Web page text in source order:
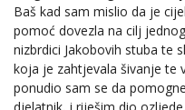
Baš kad sam mislio da je
pomoć dovezla na cilj
nizbrdici Jakobovih stuba te
koja je zahtjevala šivanje te
ponudio sam se da
djelatnik, i riješim dio